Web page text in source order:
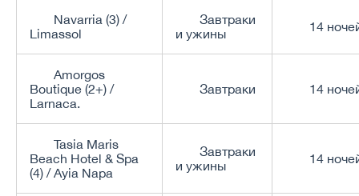
Navarria (3) /
Limassol
Завтраки
и ужины
14
Amorgos
Boutique (2+) /
Larnaca.
Завтраки 14
Tasia Maris
Beach Hotel & Spa
(4) / Ayia Napa
Завтраки
и ужины
14